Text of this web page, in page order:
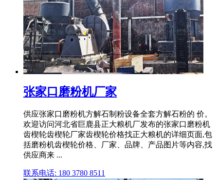
张家口磨粉机厂家
供应张家口磨粉机方解石制粉设备全套方解石粉的 价。
欢迎访问河北省巨鹿县正大粮机厂发布的张家口磨粉机
齿楔轮齿楔轮厂家齿楔轮价格找正大粮机的详细页面,包
括磨粉机齿楔轮价格、厂家、品牌、产品图片等内容,找
供应商来 ...
联系电话: 180 3780 8511